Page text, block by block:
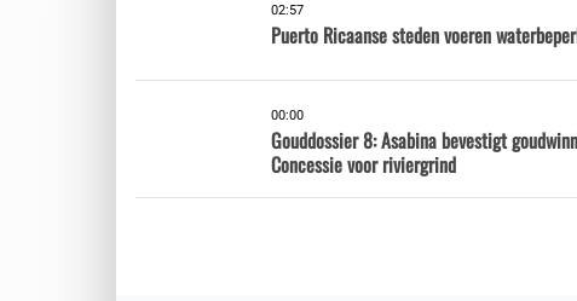
02:57
Puerto Ricaanse steden voeren
00:00
Gouddossier 8: Asabina bevestigt
Concessie voor riviergrind